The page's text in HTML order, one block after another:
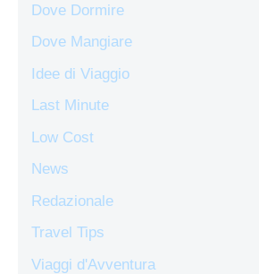
Dove Dormire
Dove Mangiare
Idee di Viaggio
Last Minute
Low Cost
News
Redazionale
Travel Tips
Viaggi d'Avventura